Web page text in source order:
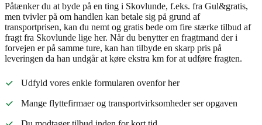
Påtænker du at byde på en ting i Skovlunde, f.eks. fra Gul&gratis,
men tvivler på om handlen kan betale sig på grund af
transportprisen, kan du nemt og gratis bede om fire stærke tilbud af
fragt fra Skovlunde lige her. Når du benytter en fragtmand der i
forvejen er på samme ture, kan han tilbyde en skarp pris på
leveringen da han undgår at køre ekstra km for at udføre fragten.
Udfyld vores enkle formularen ovenfor her
Mange flyttefirmaer og transportvirksomheder ser opgaven